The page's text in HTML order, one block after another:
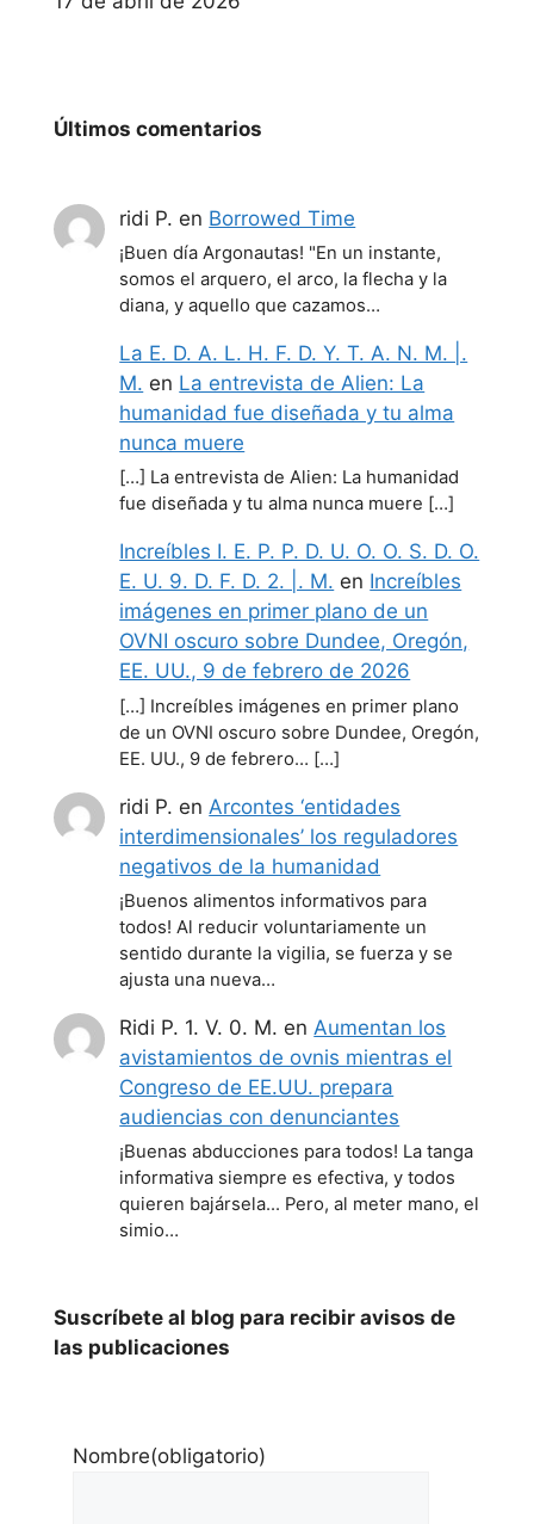
Últimos comentarios
ridi P. en Borrowed Time
¡Buen día Argonautas! "En un instante,
somos el arquero, el arco, la flecha y la
diana, y aquello que cazamos…
La E. D. A. L. H. F. D. Y. T. A. N. M. |.
M. en La entrevista de Alien: La
humanidad fue diseñada y tu alma
nunca muere
[…] La entrevista de Alien: La humanidad
fue diseñada y tu alma nunca muere […]
Increíbles I. E. P. P. D. U. O. O. S. D. O.
E. U. 9. D. F. D. 2. |. M. en Increíbles
imágenes en primer plano de un
OVNI oscuro sobre Dundee, Oregón,
EE. UU., 9 de febrero de 2026
[…] Increíbles imágenes en primer plano
de un OVNI oscuro sobre Dundee, Oregón,
EE. UU., 9 de febrero… […]
ridi P. en Arcontes ‘entidades
interdimensionales’ los reguladores
negativos de la humanidad
¡Buenos alimentos informativos para
todos! Al reducir voluntariamente un
sentido durante la vigilia, se fuerza y se
ajusta una nueva…
Ridi P. 1. V. 0. M. enAumentan los
avistamientos de ovnis mientras el
Congreso de EE.UU. prepara
audiencias con denunciantes
¡Buenas abducciones para todos! La tanga
informativa siempre es efectiva, y todos
quieren bajársela... Pero, al meter mano, el
simio…
Suscríbete al blog para recibir avisos de
las publicaciones
Nombre(obligatorio)